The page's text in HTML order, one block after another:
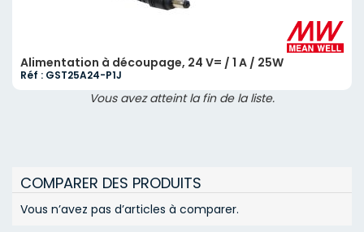
Alimentation à découpage, 24 V= / 1 A / 25W
Réf : GST25A24-P1J
Vous avez atteint la fin de la liste.
COMPARER DES PRODUITS
Vous n’avez pas d’articles à comparer.